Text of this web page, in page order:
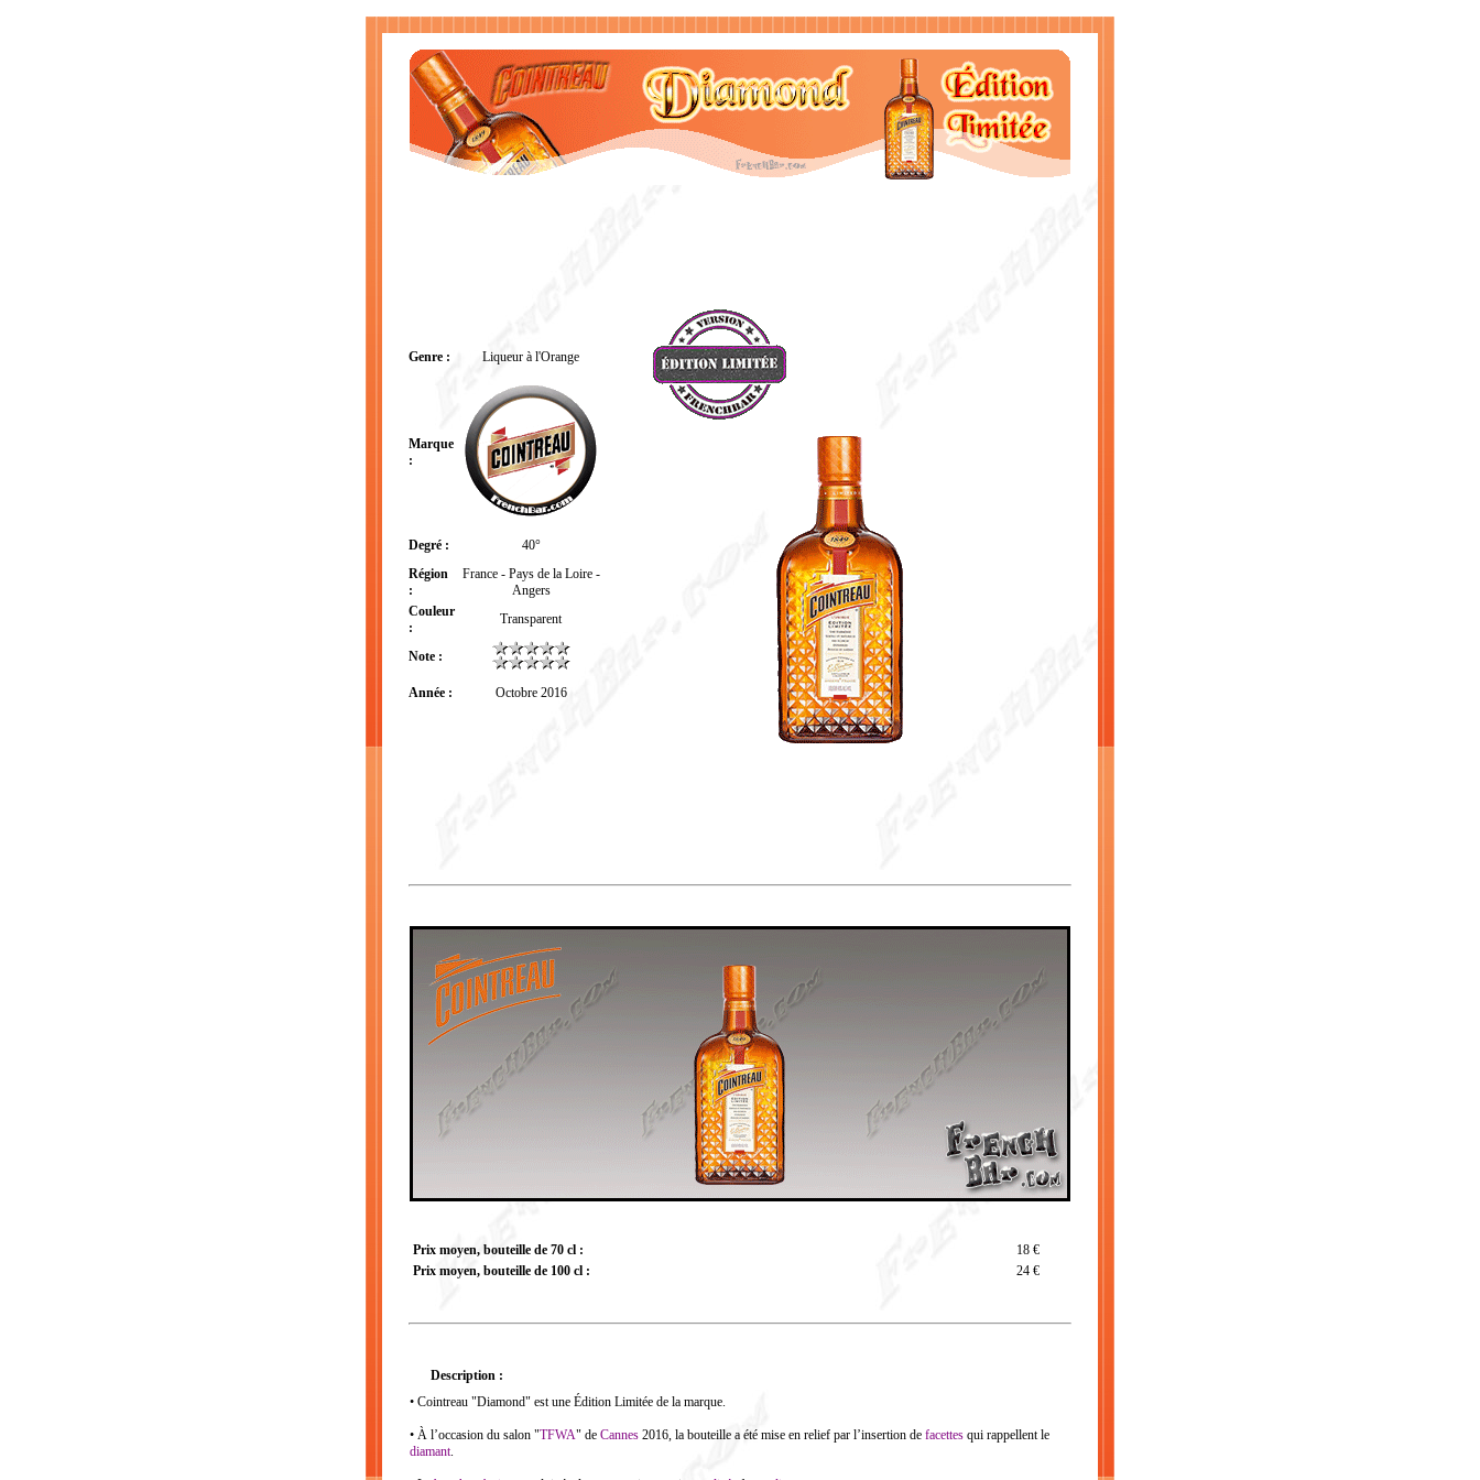
Genre : Liqueur à l'Orange
Marque
:
Degré :
40°
Région
:
France - Pays de la Loire -
Angers
Couleur
:
Transparent
Note :
Année : Octobre 2016
Prix moyen, bouteille de 70 cl :
18 €
Prix moyen, bouteille de 100 cl :
24 €
Description :
• Cointreau "Diamond" est une Édition Limitée de la marque.
• À l’occasion du salon "TFWA" de Cannes 2016, la bouteille a été mise en relief par l’insertion de facettes qui rappellent le
diamant.